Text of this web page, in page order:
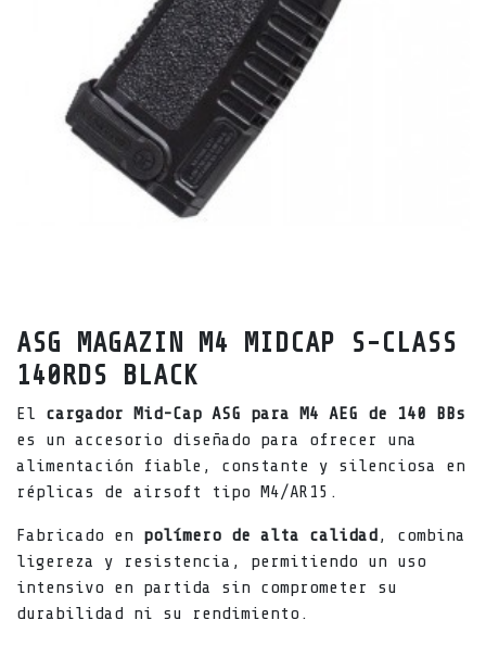
ASG MAGAZIN M4 MIDCAP S-CLASS
140RDS BLACK
El cargador Mid-Cap ASG para M4 AEG de 140 BBs
es un accesorio diseñado para ofrecer una
alimentación fiable, constante y silenciosa en
réplicas de airsoft tipo M4/AR15.
Fabricado en polímero de alta calidad, combina
ligereza y resistencia, permitiendo un uso
intensivo en partida sin comprometer su
durabilidad ni su rendimiento.